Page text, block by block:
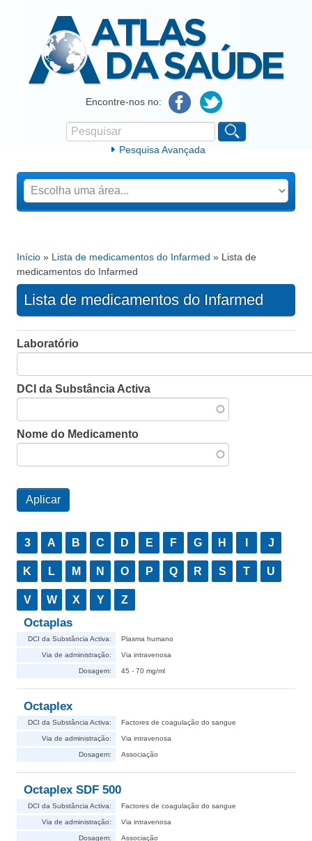
Atlas da SaúdeEncontre-nos no:
Formulário de procura
Pesquisar
Pesquisa Avançada
Está aqui
Início » Lista de medicamentos do Infarmed » Lista de
medicamentos do Infarmed
Lista de medicamentos do Infarmed
Laboratório
DCI da Substância Activa
Nome do Medicamento
3 A B C D E F G H J
K L M N O P Q R S T U
V W X Y Z
Octaplas
DCI da Substância Activa: Plasma humano
Via de administração: Via intravenosa
Dosagem: 45 - 70 mg/ml
Octaplex
DCI da Substância Activa: Factores de coagulação do sangue
Via de administração: Via intravenosa
Dosagem: Associação
Octaplex SDF 500
DCI da Substância Activa: Factores de coagulação do sangue
Via de administração: Via intravenosa
Dosagem: Associação